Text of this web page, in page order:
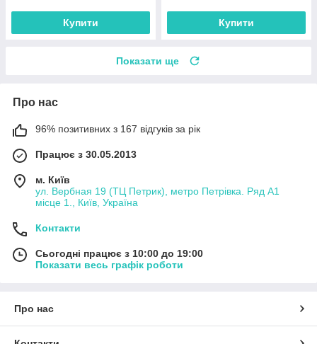
Купити Купити
Показати ще
Про нас
96% позитивних з 167 відгуків за рік
Працює з 30.05.2013
м. Київ
ул. Вербная 19 (ТЦ Петрик), метро Петрівка. Ряд А1
місце 1., Київ, Україна
Контакти
Сьогодні працює з 10:00 до 19:00
Показати весь графік роботи
Про нас